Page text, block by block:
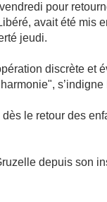
pour
avait été mis
jeudi.
discrète et
le retour des
depuis son